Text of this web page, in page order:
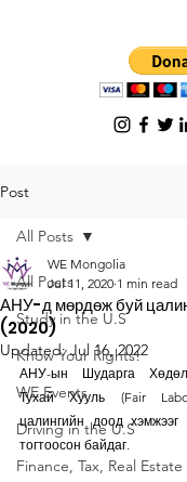
Post
All Posts
Study in the U.S
Know Your Rights!
WE Events
Driving in the U.S
Finance, Tax, Real Estate
All Posts
АНУ-д мөрдөж буй
(2020)
WE Mongolia
Jul 11, 2020 1 min read
Updated:Jul 16, 2022
АНУ-ын Шударга
Тухай Хууль (Fair
цалингийн доод хэмжээг
тогтоосон байдаг.